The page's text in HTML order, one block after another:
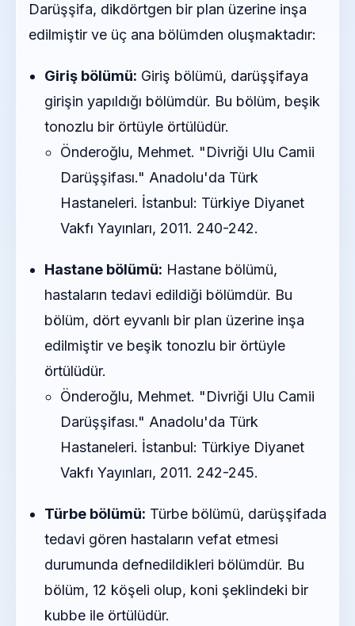
Darüşşifa, dikdörtgen bir plan üzerine inşa
edilmiştir ve üç ana bölümden oluşmaktadır:
Giriş bölümü: Giriş bölümü, darüşşifaya
girişin yapıldığı bölümdür. Bu bölüm, beşik
tonozlu bir örtüyle örtülüdür.
Önderoğlu, Mehmet. "Divriği Ulu Camii
Darüşşifası." Anadolu'da Türk
Hastaneleri. İstanbul: Türkiye Diyanet
Vakfı Yayınları, 2011. 240-242.
Hastane bölümü: Hastane bölümü,
hastaların tedavi edildiği bölümdür. Bu
bölüm, dört eyvanlı bir plan üzerine inşa
edilmiştir ve beşik tonozlu bir örtüyle
örtülüdür.
Önderoğlu, Mehmet. "Divriği Ulu Camii
Darüşşifası." Anadolu'da Türk
Hastaneleri. İstanbul: Türkiye Diyanet
Vakfı Yayınları, 2011. 242-245.
Türbe bölümü: Türbe bölümü, darüşşifada
tedavi gören hastaların vefat etmesi
durumunda defnedildikleri bölümdür. Bu
bölüm, 12 köşeli olup, koni şeklindeki bir
kubbe ile örtülüdür.